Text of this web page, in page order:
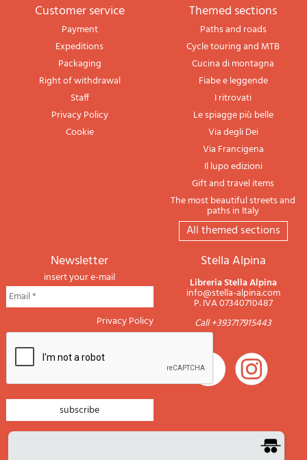
Customer service
Payment
Expeditions
Packaging
Right of withdrawal
Staff
Privacy Policy
Cookie
themed sections
Paths and roads
Cycle touring and MTB
Cucina di montagna
Fiabe e leggende
I ritrovati
Le spiagge più belle
Via degli Dei
Via Francigena
Il lupo edizioni
Gift and travel items
The most beautiful streets and
paths in Italy
All themed sections
newsletter
insert your e-mail
Privacy Policy
Stella Alpina
Libreria Stella Alpina
info@stella-alpina.com
P. IVA 07340710487
Call +393717915443